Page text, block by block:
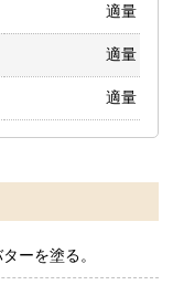
適量
適量
適量
ーを塗る。